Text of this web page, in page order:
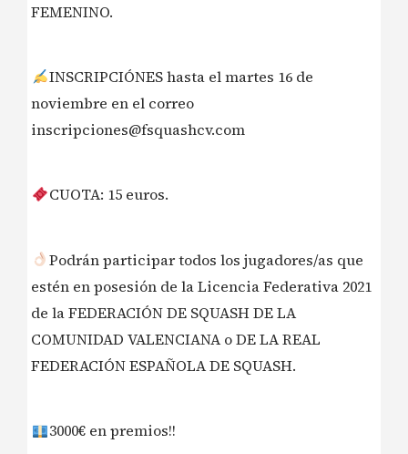
FEMENINO.
INSCRIPCIÓNES hasta el martes 16 de
noviembre en el correo
inscripciones@fsquashcv.com
CUOTA: 15 euros.
Podrán participar todos los jugadores/as que
estén en posesión de la Licencia Federativa 2021
de la FEDERACIÓN DE SQUASH DE LA
COMUNIDAD VALENCIANA o DE LA REAL
FEDERACIÓN ESPAÑOLA DE SQUASH.
3000€ en premios!!